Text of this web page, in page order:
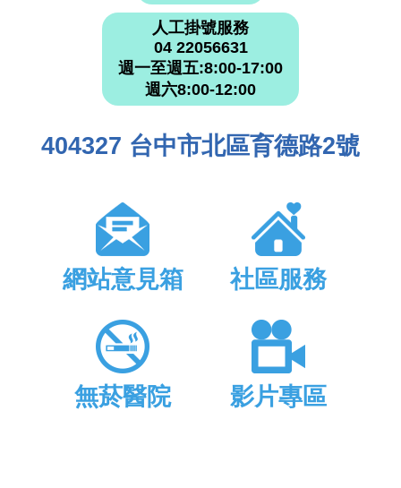
人工掛號服務
04 22056631
週一至週五:8:00-17:00
週六8:00-12:00
404327 台中市北區育德路2號
網站意見箱 社區服務
無菸醫院 影片專區